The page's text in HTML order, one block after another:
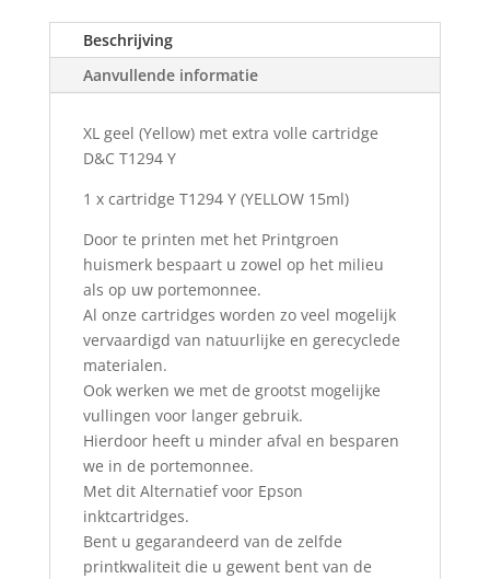
(Yellow)
(15ML)
aantal
Beschrijving
Aanvullende informatie
XL geel (Yellow) met extra volle cartridge
D&C T1294 Y
1 x cartridge T1294 Y (YELLOW 15ml)
Door te printen met het Printgroen
huismerk bespaart u zowel op het milieu
als op uw portemonnee.
Al onze cartridges worden zo veel mogelijk
vervaardigd van natuurlijke en gerecyclede
materialen.
Ook werken we met de grootst mogelijke
vullingen voor langer gebruik.
Hierdoor heeft u minder afval en besparen
we in de portemonnee.
Met dit Alternatief voor Epson
inktcartridges.
Bent u gegarandeerd van de zelfde
printkwaliteit die u gewent bent van de